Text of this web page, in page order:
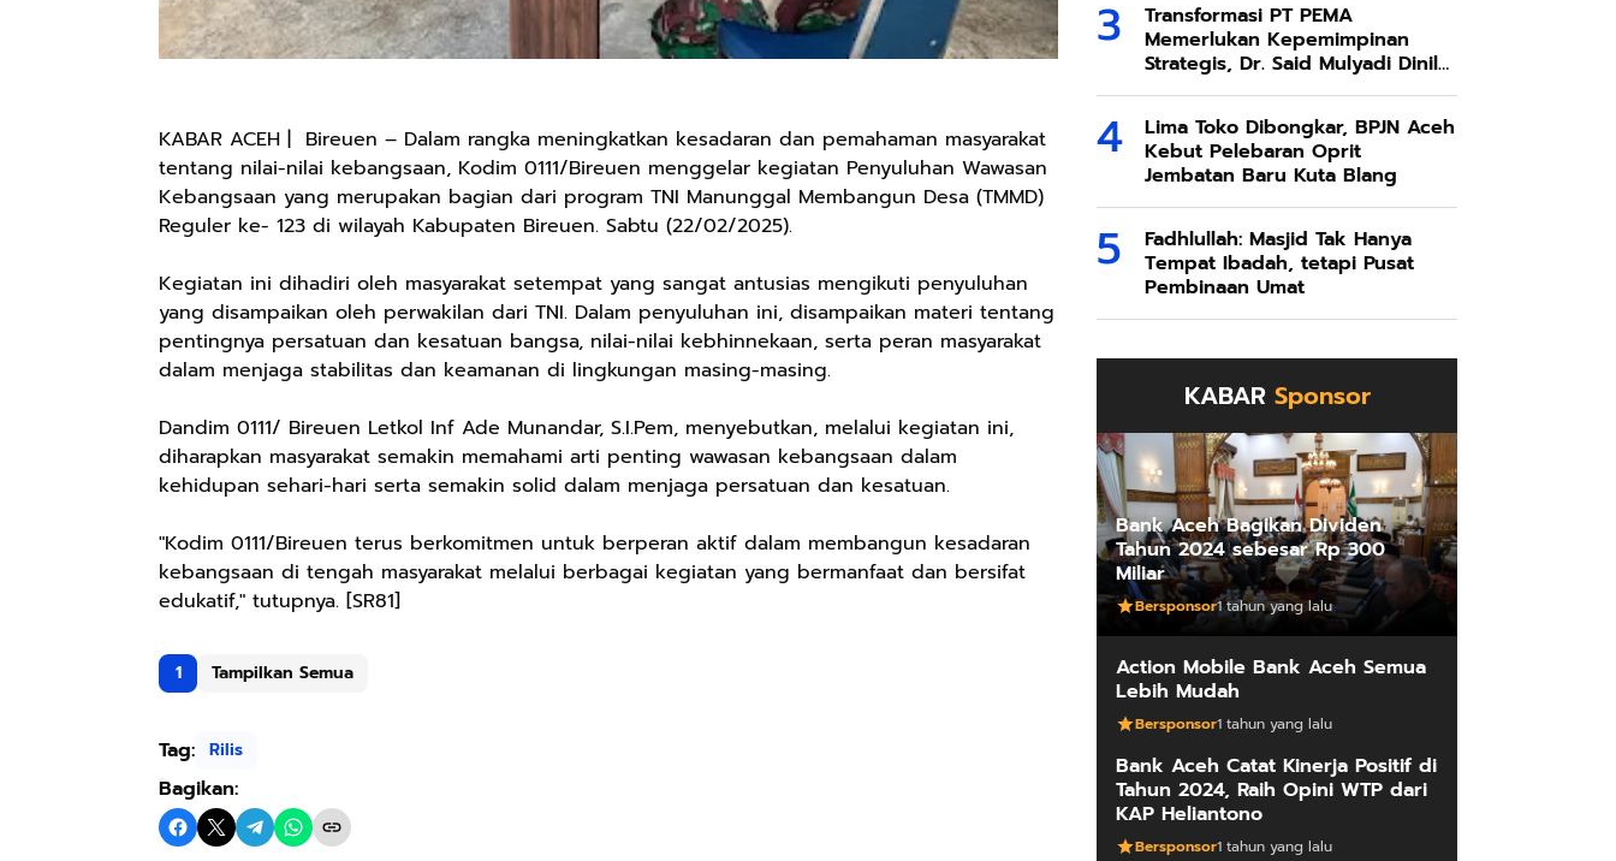
KABAR ACEH | Bireuen – Dalam rangka meningkatkan kesadaran dan pemahaman masyarakat
tentang nilai-nilai kebangsaan, Kodim 0111/Bireuen menggelar kegiatan Penyuluhan Wawasan
Kebangsaan yang merupakan bagian dari program TNI Manunggal Membangun Desa (TMMD)
Reguler ke- 123 di wilayah Kabupaten Bireuen. Sabtu (22/02/2025).
Kegiatan ini dihadiri oleh masyarakat setempat yang sangat antusias mengikuti penyuluhan
yang disampaikan oleh perwakilan dari TNI. Dalam penyuluhan ini, disampaikan materi tentang
pentingnya persatuan dan kesatuan bangsa, nilai-nilai kebhinnekaan, serta peran masyarakat
dalam menjaga stabilitas dan keamanan di lingkungan masing-masing.
Dandim 0111/ Bireuen Letkol Inf Ade Munandar, S.I.Pem, menyebutkan, melalui kegiatan ini,
diharapkan masyarakat semakin memahami arti penting wawasan kebangsaan dalam
kehidupan sehari-hari serta semakin solid dalam menjaga persatuan dan kesatuan.
"Kodim 0111/Bireuen terus berkomitmen untuk berperan aktif dalam membangun kesadaran
kebangsaan di tengah masyarakat melalui berbagai kegiatan yang bermanfaat dan bersifat
edukatif," tutupnya. [SR81]
1 Tampilkan Semua
Tag: Rilis
Bagikan:
Transformasi PT PEMA
Memerlukan Kepemimpinan
Strategis, Dr. Said Mulyadi Dinilai
Memenuhi Kriteria
Lima Toko Dibongkar, BPJN Aceh
Kebut Pelebaran Oprit
Jembatan Baru Kuta Blang
Fadhlullah: Masjid Tak Hanya
Tempat Ibadah, tetapi Pusat
Pembinaan Umat
KABAR Sponsor
Bank Aceh Bagikan Dividen
Tahun 2024 sebesar Rp 300
Miliar
Bersponsor1 tahun yang lalu
Action Mobile Bank Aceh Semua
Lebih Mudah
Bersponsor1 tahun yang lalu
Bank Aceh Catat Kinerja Positif di
Tahun 2024, Raih Opini WTP dari
KAP Heliantono
Bersponsor1 tahun yang lalu